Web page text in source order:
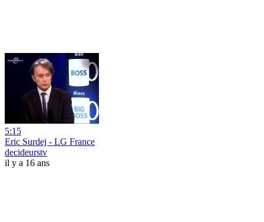
5:15
Eric Surdej - LG France
decideurstv
il y a 16 ans